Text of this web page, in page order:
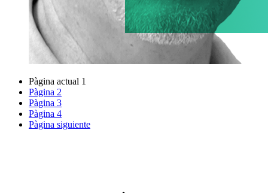
Pàgina actual 1
Pàgina 2
Pàgina 3
Pàgina 4
Pàgina siguiente